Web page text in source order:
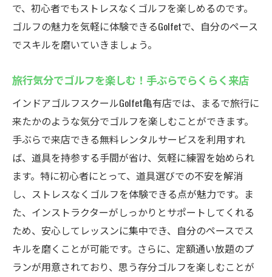
で、初心者でもストレスなくゴルフを楽しめるのです。
ゴルフの魅力を気軽に体験できるGolfetで、自分のペース
でスキルを磨いていきましょう。
旅行気分でゴルフを楽しむ！手ぶらでらくらく来店
インドアゴルフスクールGolfet亀有店では、まるで旅行に
来たかのような気分でゴルフを楽しむことができます。
手ぶらで来店できる無料レンタルサービスを利用すれ
ば、道具を持参する手間が省け、気軽に練習を始められ
ます。特に初心者にとって、道具選びでの不安を解消
し、ストレスなくゴルフを体験できる点が魅力です。ま
た、インストラクターがしっかりとサポートしてくれる
ため、安心してレッスンに集中でき、自分のペースでス
キルを磨くことが可能です。さらに、定額通い放題のプ
ランが用意されており、思う存分ゴルフを楽しむことが